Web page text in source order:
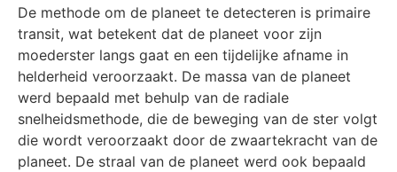
De methode om de planeet te detecteren is primaire
transit, wat betekent dat de planeet voor zijn
moederster langs gaat en een tijdelijke afname in
helderheid veroorzaakt. De massa van de planeet
werd bepaald met behulp van de radiale
snelheidsmethode, die de beweging van de ster volgt
die wordt veroorzaakt door de zwaartekracht van de
planeet. De straal van de planeet werd ook bepaald